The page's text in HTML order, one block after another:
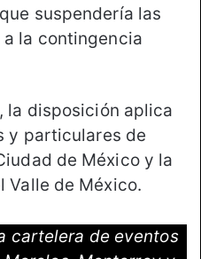
suspendería las
la contingencia
la disposición aplica
y particulares de
de México y la
Valle de México.
cartelera de eventos